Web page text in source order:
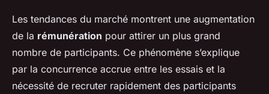
Les tendances du marché montrent une augmentation
de la rémunération pour attirer un plus grand
nombre de participants. Ce phénomène s’explique
par la concurrence accrue entre les essais et la
nécessité de recruter rapidement des participants